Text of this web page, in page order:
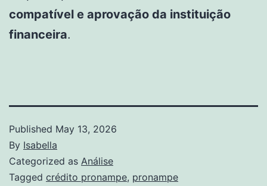
compatível e aprovação da instituição
financeira.
Published May 13, 2026
By Isabella
Categorized as Análise
Tagged crédito pronampe, pronampe